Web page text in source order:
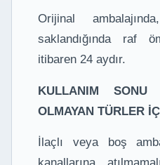
Orijinal
saklandığında raf
itibaren 24 aydır.
KULLANIM
OLMAYAN TÜRLER
İlaçlı veya boş